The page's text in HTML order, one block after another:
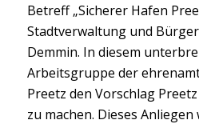
Betreff „Sicherer Hafen
Stadtverwaltung und
Demmin. In diesem
Arbeitsgruppe der
Preetz den Vorschlag
zu machen. Dieses